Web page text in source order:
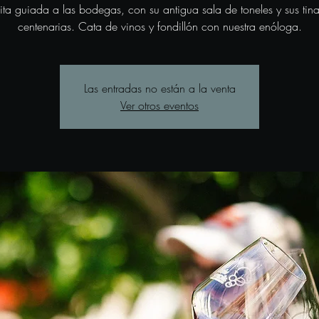
guiada a las bodegas, con su antigua sala de toneles y sus
centenarias. Cata de vinos y fondillón con nuestra enóloga.
Las entradas no están a la venta
Ver otros eventos